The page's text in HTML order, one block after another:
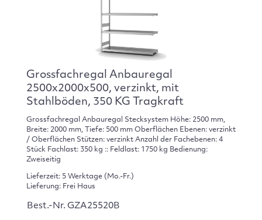
Grossfachregal Anbauregal
2500x2000x500, verzinkt, mit
Stahlböden, 350 KG Tragkraft
Grossfachregal Anbauregal Stecksystem Höhe: 2500 mm,
Breite: 2000 mm, Tiefe: 500 mm Oberflächen Ebenen: verzinkt
/ Oberflächen Stützen: verzinkt Anzahl der Fachebenen: 4
Stück Fachlast: 350 kg :: Feldlast: 1750 kg Bedienung:
Zweiseitig
Lieferzeit: 5 Werktage (Mo.-Fr.)
Lieferung: Frei Haus
Best.-Nr. GZA25520B